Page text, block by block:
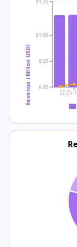
2025-
$0B
$5B
$10B
Revenue (Billion USD)